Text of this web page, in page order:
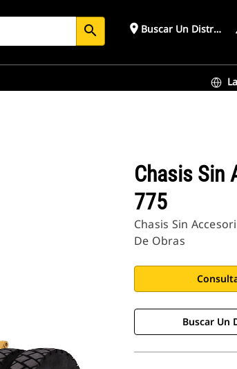
search place Buscar Un
Chasis Sin
775
Chasis Sin
De Obras
Buscar Un